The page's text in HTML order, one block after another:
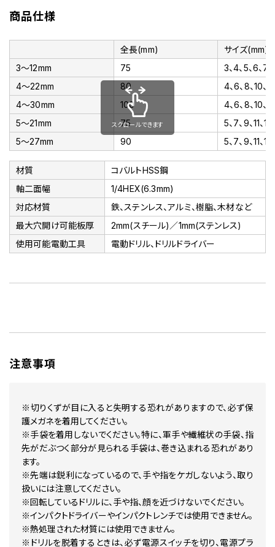
商品仕様
全長(mm)
サイズ(mm)
3～12mm
75
3、4、5、6、7
4～22mm
80
4、6、8、10、
4～30mm
100
4、6、8、10、
5～21mm
75
5、7、9、11、13
5～27mm
90 5、7、9、11、
スクロールできます
材質
コバルトHSS鋼
軸二面幅
1/4HEX(6.3mm)
対応材質
鉄、ステンレス、アルミ、樹脂、木材など
最大穴開け可能板厚
2mm(スチール)／1mm(ステンレス)
使用可能電動工具
電動ドリル、ドリルドライバー
注意事項
※切りくずが目に入ると失明する恐れがありますので、必ず保
護メガネを着用してください。
※手袋を着用しないでください。特に、軍手や繊維状の手袋、指
先がだぶつく部分が見られる手袋は、巻き込まれる恐れがあり
ます。
※先端は鋭利になっているので、手や指をケガしないよう、取り
扱いには注意してください。
※回転しているドリルに、手や指、顔を近づけないでください。
※インパクトドライバーやインパクトレンチでは使用できません。
※熱処理された材質には使用できません。
※ドリルを脱着するときは、必ず電源スイッチを切り、電源プラ